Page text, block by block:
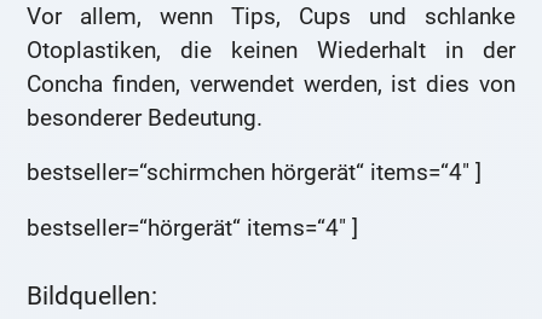
Vor allem, wenn Tips, Cups und schlanke
Otoplastiken, die keinen Wiederhalt in der
Concha finden, verwendet werden, ist dies von
besonderer Bedeutung.
bestseller=“schirmchen hörgerät“ items=“4″ ]
bestseller=“hörgerät“ items=“4″ ]
Bildquellen: